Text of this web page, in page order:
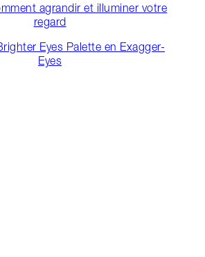
agrandir et illuminer votre
regard
Eyes Palette en Exagger-
Eyes